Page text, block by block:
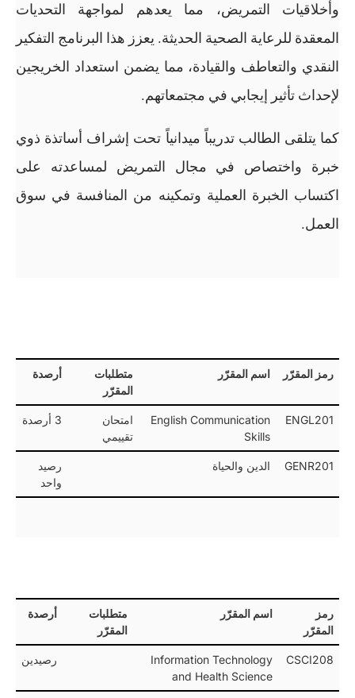
وأخلاقيات التمريض، مما يعدهم لمواجهة التحديات
المعقدة للرعاية الصحية الحديثة. يعزز هذا البرنامج التفكير
النقدي والتعاطف والقيادة، مما يضمن استعداد الخريجين
لإحداث تأثير إيجابي في مجتمعاتهم.
كما يتلقى الطالب تدريباً ميدانياً تحت إشراف أساتذة ذوي
خبرة واختصاص في مجال التمريض لمساعدته على
اكتساب الخبرة العملية وتمكينه من المنافسة في سوق
العمل.
رمز المقرّر اسم المقرّر
متطلبات
المقرّر
أرصدة
ENGL201
English Communication
Skills
امتحان
تقييمي
3 أرصدة
GENR201 الدين والحياة
رصيد
واحد
رمز
المقرّر
اسم المقرّر
متطلبات
المقرّر
أرصدة
CSCI208
Information Technology
and Health Science
رصيدين